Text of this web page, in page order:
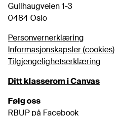
Gullhaugveien 1-3
0484 Oslo
Personvernerklæring
Informasjonskapsler (cookies)
Tilgjengelighetserklæring
Ditt klasserom i Canvas
Følg oss
RBUP på Facebook